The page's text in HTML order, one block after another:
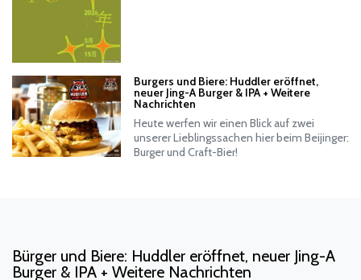
Burgers und Biere: Huddler eröffnet,
neuer Jing-A Burger & IPA + Weitere
Nachrichten
Heute werfen wir einen Blick auf zwei
unserer Lieblingssachen hier beim Beijinger:
Burger und Craft-Bier!
Bürger und Biere: Huddler eröffnet, neuer Jing-A
Burger & IPA + Weitere Nachrichten